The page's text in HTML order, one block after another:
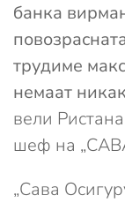
банка
трудиме
немаат
вели
шеф на
„Сава